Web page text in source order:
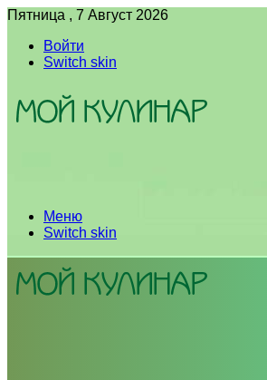
Пятница , 7 Август 2026
Войти
Switch skin
Меню
Switch skin